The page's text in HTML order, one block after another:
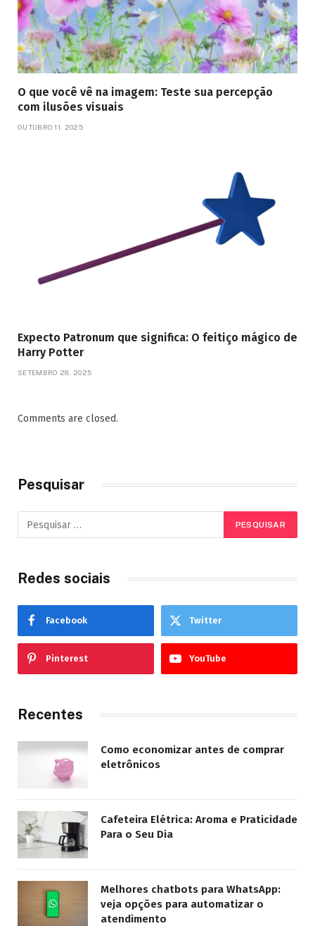
O que você vê na imagem: Teste sua percepção
com ilusões visuais
OUTUBRO 11, 2025
Expecto Patronum que significa: O feitiço mágico de
Harry Potter
SETEMBRO 28, 2025
Comments are closed.
Pesquisar
Redes sociais
Facebook Twitter
Pinterest YouTube
Recentes
Como economizar antes de comprar
eletrônicos
Cafeteira Elétrica: Aroma e Praticidade
Para o Seu Dia
Melhores chatbots para WhatsApp:
veja opções para automatizar o
atendimento